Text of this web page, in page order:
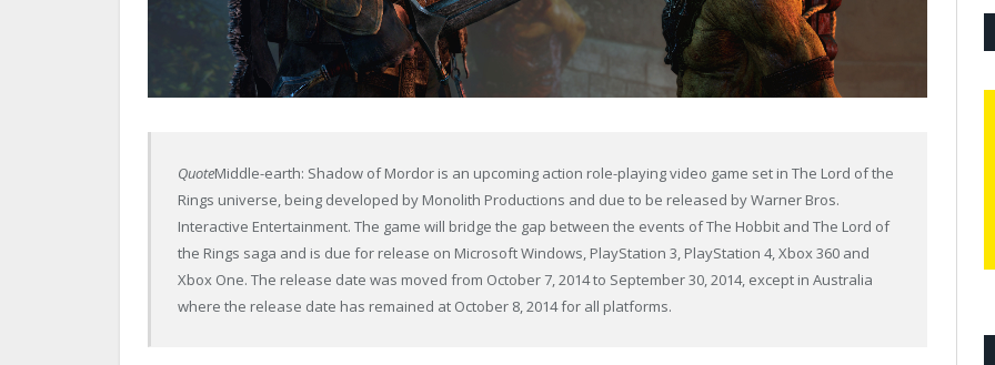
QuoteMiddle-earth: Shadow of Mordor is an upcoming action role-playing video game set in The Lord of the
Rings universe, being developed by Monolith Productions and due to be released by Warner Bros.
Interactive Entertainment. The game will bridge the gap between the events of The Hobbit and The Lord of
the Rings saga and is due for release on Microsoft Windows, PlayStation 3, PlayStation 4, Xbox 360 and
Xbox One. The release date was moved from October 7, 2014 to September 30, 2014, except in Australia
where the release date has remained at October 8, 2014 for all platforms.